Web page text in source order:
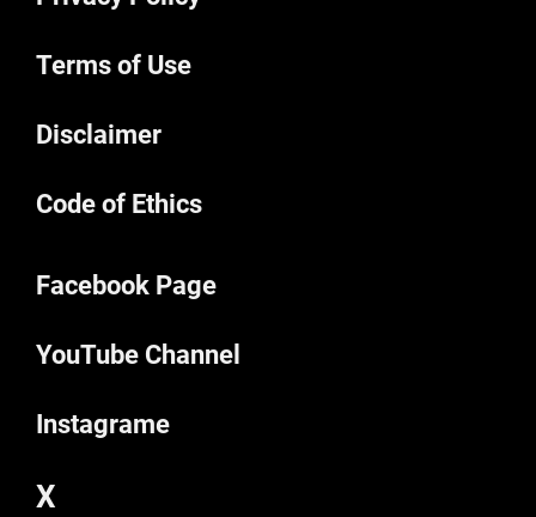
Terms of Use
Disclaimer
Code of Ethics
Facebook Page
YouTube Channel
Instagrame
X